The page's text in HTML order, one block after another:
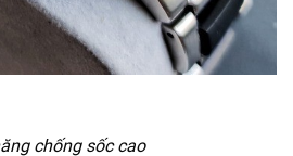
chống sốc cao